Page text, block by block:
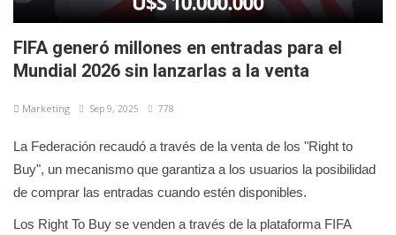
FIFA generó millones en entradas para el
Mundial 2026 sin lanzarlas a la venta
Marketíng Sep 9, 2025 778
La Federación recaudó a través de la venta de los "Right to
Buy", un mecanismo que garantiza a los usuarios la posibilidad
de comprar las entradas cuando estén disponibles.
Los Right To Buy se venden a través de la plataforma FIFA